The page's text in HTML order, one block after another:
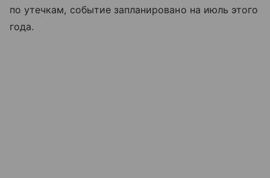
по утечкам, событие запланировано на июль этого
года.